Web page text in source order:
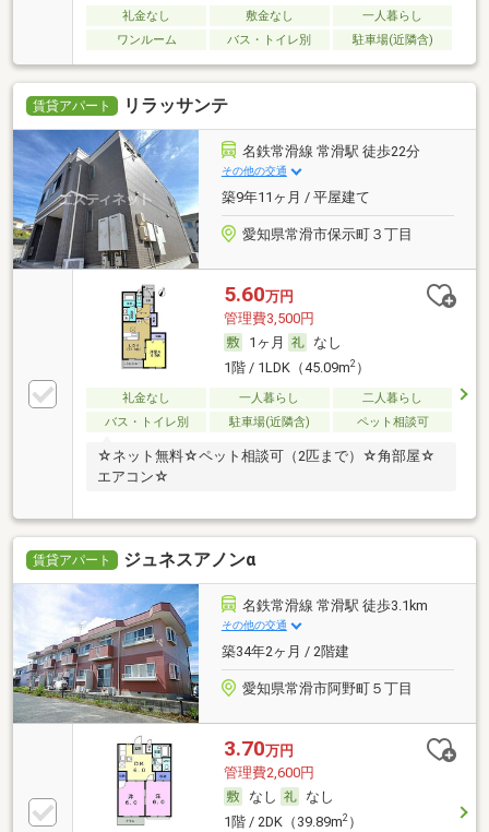
礼金なし 敷金なし
一人暮らし
ワンルーム
バス・トイレ別 駐車場(近隣含)
賃貸アパート リラッサンテ
名鉄常滑線 常滑駅 徒歩22分
その他の交通
築9年11ヶ月 / 平屋建て
愛知県常滑市保示町３丁目
5.60万円
管理費3,500円
1ヶ月
なし
1階 / 1LDK（45.09m2）
礼金なし 一人暮らし
二人暮らし
バス・トイレ別
駐車場(近隣含) ペット相談可
☆ネット無料☆ペット相談可（2匹まで）☆角部屋☆
エアコン☆
賃貸アパート ジュネスアノンα
名鉄常滑線 常滑駅 徒歩3.1km
その他の交通
築34年2ヶ月 / 2階建
愛知県常滑市阿野町５丁目
3.70万円
管理費2,600円
なし
なし
1階 / 2DK（39.89m2）